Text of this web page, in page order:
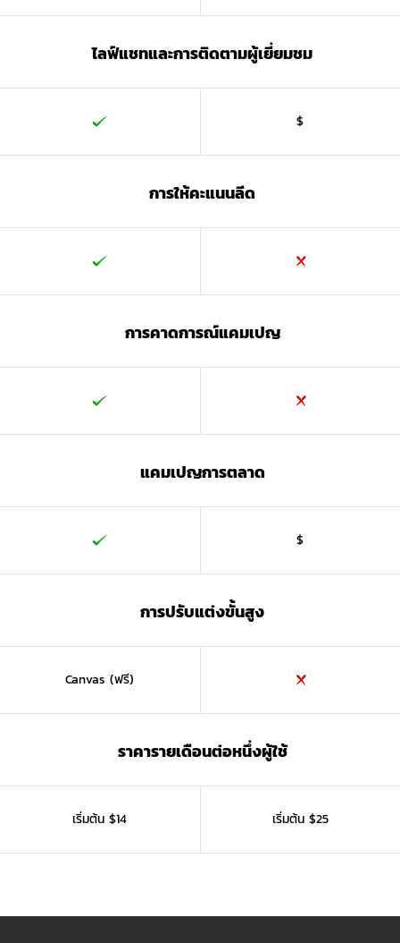
ไลฟ์แชทและการติดตามผู้เยี่ยมชม
การให้คะแนนลีด
การคาดการณ์แคมเปญ
แคมเปญการตลาด
การปรับแต่งขั้นสูง
Canvas (ฟรี)
ราคารายเดือนต่อหนึ่งผู้ใช้
เริ่มต้น $14
$
$
เริ่มต้น $25